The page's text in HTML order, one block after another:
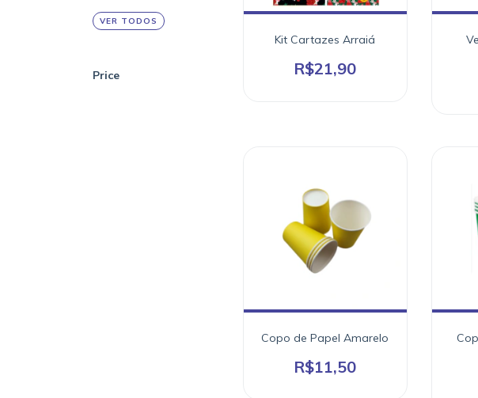
VER TODOS
Price
Kit Cartazes Arraiá
R$21,90
Copo de Papel Amarelo
R$11,50